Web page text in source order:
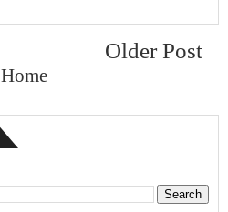
Older Post
Home